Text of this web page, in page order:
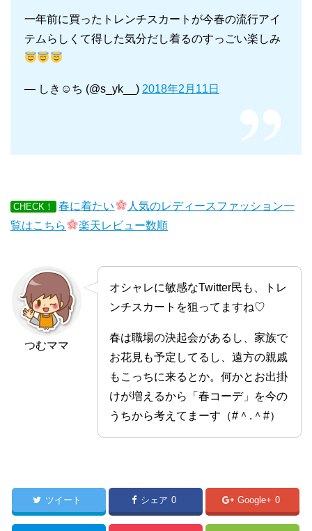
一年前に買ったトレンチスカートが今春の流行アイ
テムらしくて得した気分だし着るのすっごい楽しみ
— しき☺︎︎ち (@s_yk__) 2018年2月11日
CHECK！ 春に着たい
人気のレディースファッション一
覧はこちら
楽天レビュー数順
つむママ
オシャレに敏感なTwitter民も、トレ
ンチスカートを狙ってますね♡
春は職場の決起会があるし、家族で
お花見も予定してるし、遠方の親戚
もこっちに来るとか。何かとお出掛
けが増えるから「春コーデ」を今の
うちから考えてまーす（#＾.＾#）
ツイート シェア 0 Google+ 0